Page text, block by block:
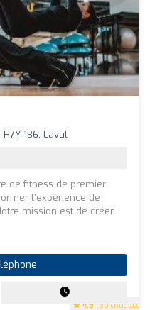
4.9 (60 critiques)
1B6, Laval
de fitness de premier
l'expérience de
mission est de créer